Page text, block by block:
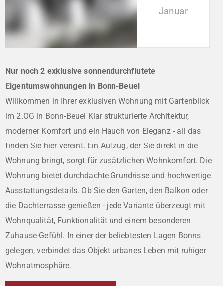
Januar
Nur noch 2 exklusive sonnendurchflutete
Eigentumswohnungen in Bonn-Beuel
Willkommen in Ihrer exklusiven Wohnung mit Gartenblick
im 2.OG in Bonn-Beuel Klar strukturierte Architektur,
moderner Komfort und ein Hauch von Eleganz - all das
finden Sie hier vereint. Ein Aufzug, der Sie direkt in die
Wohnung bringt, sorgt für zusätzlichen Wohnkomfort. Die
Wohnung bietet durchdachte Grundrisse und hochwertige
Ausstattungsdetails. Ob Sie den Garten, den Balkon oder
die Dachterrasse genießen - jede Variante überzeugt mit
Wohnqualität, Funktionalität und einem besonderen
Zuhause-Gefühl. In einer der beliebtesten Lagen Bonns
gelegen, verbindet das Objekt urbanes Leben mit ruhiger
Wohnatmosphäre.